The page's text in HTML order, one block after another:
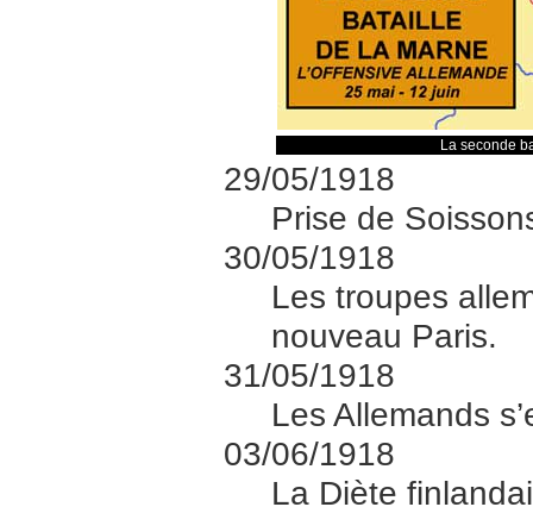
La seconde
29/05/1918
Prise de
30/05/1918
Les troupes
nouveau Paris.
31/05/1918
Les Allemands
03/06/1918
La Diète